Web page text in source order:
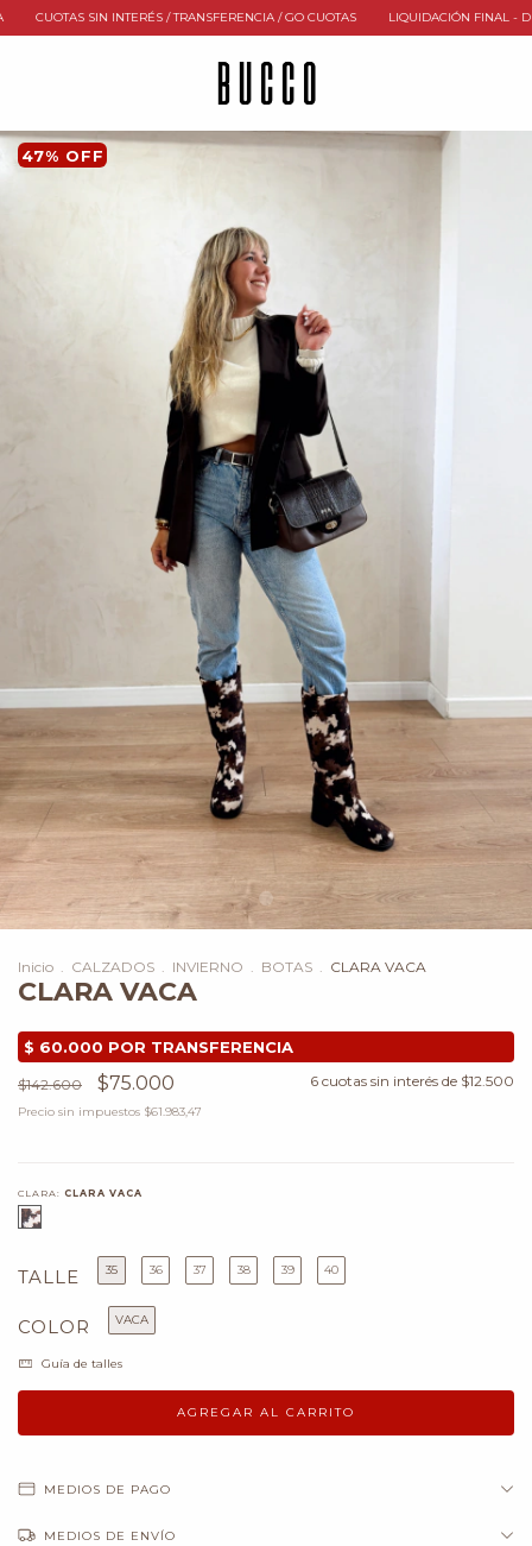
SIN INTERÉS / TRANSFERENCIA / GO CUOTAS LIQUIDACIÓN FINAL - DESDE
47% OFF
Inicio . CALZADOS . INVIERNO . BOTAS . CLARA VACA
CLARA VACA
$142.600 $75.000 6 cuotas sin interés de $12.500
Precio sin impuestos $61.983,47
CLARA: CLARA VACA
TALLE 35 36 37 38 39 40
COLOR VACA
Guía de talles
MEDIOS DE PAGO
MEDIOS DE ENVÍO